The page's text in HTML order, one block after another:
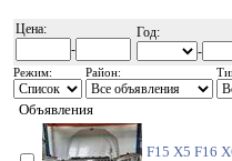
Цена:
-
Год:
-
Режим: Район:
Объявления
F15 X5 F16